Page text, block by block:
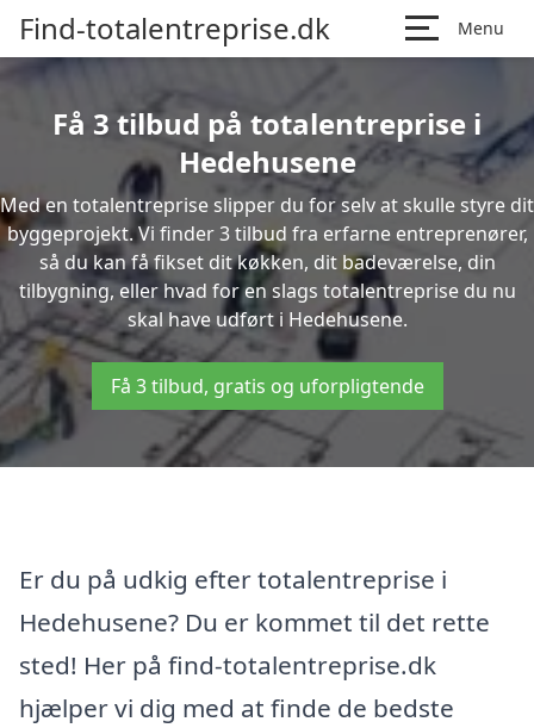
Find-totalentreprise.dk Menu
Få 3 tilbud på totalentreprise i
Hedehusene
Med en totalentreprise slipper du for selv at skulle styre dit
byggeprojekt. Vi finder 3 tilbud fra erfarne entreprenører,
så du kan få fikset dit køkken, dit badeværelse, din
tilbygning, eller hvad for en slags totalentreprise du nu
skal have udført i Hedehusene.
Få 3 tilbud, gratis og uforpligtende
Er du på udkig efter totalentreprise i
Hedehusene? Du er kommet til det rette
sted! Her på find-totalentreprise.dk
hjælper vi dig med at finde de bedste